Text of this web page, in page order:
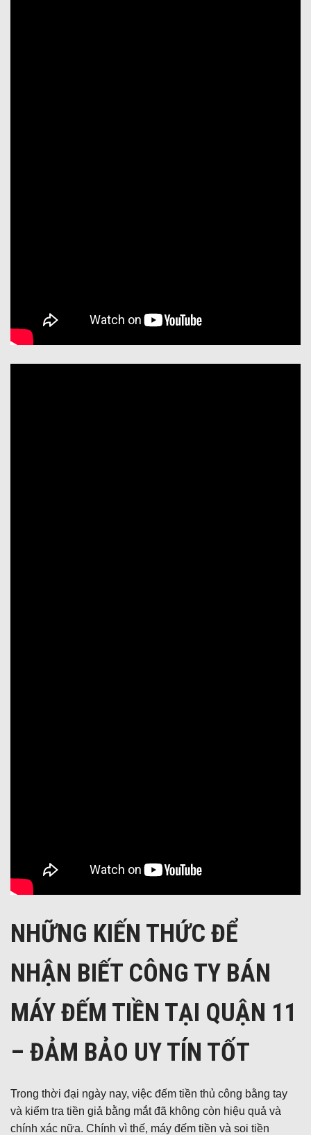
NHỮNG KIẾN THỨC ĐỂ
NHẬN BIẾT CÔNG TY BÁN
MÁY ĐẾM TIỀN TẠI QUẬN 11
– ĐẢM BẢO UY TÍN TỐT
Trong thời đại ngày nay, việc đếm tiền thủ công bằng tay
và kiểm tra tiền giả bằng mắt đã không còn hiệu quả và
chính xác nữa. Chính vì thế, máy đếm tiền và soi tiền